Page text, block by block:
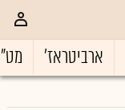
ארביטראז'